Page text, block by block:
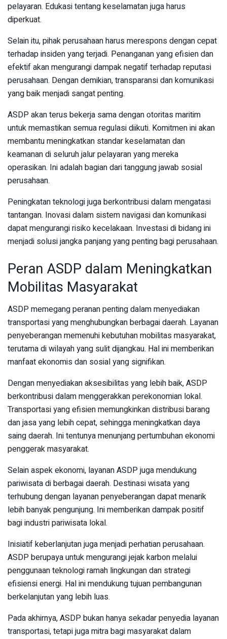
pelayaran. Edukasi tentang keselamatan juga harus
diperkuat.
Selain itu, pihak perusahaan harus merespons dengan cepat
terhadap insiden yang terjadi. Penanganan yang efisien dan
efektif akan mengurangi dampak negatif terhadap reputasi
perusahaan. Dengan demikian, transparansi dan komunikasi
yang baik menjadi sangat penting.
ASDP akan terus bekerja sama dengan otoritas maritim
untuk memastikan semua regulasi diikuti. Komitmen ini akan
membantu meningkatkan standar keselamatan dan
keamanan di seluruh jalur pelayaran yang mereka
operasikan. Ini adalah bagian dari tanggung jawab sosial
perusahaan.
Peningkatan teknologi juga berkontribusi dalam mengatasi
tantangan. Inovasi dalam sistem navigasi dan komunikasi
dapat mengurangi risiko kecelakaan. Investasi di bidang ini
menjadi solusi jangka panjang yang penting bagi perusahaan.
Peran ASDP dalam Meningkatkan
Mobilitas Masyarakat
ASDP memegang peranan penting dalam menyediakan
transportasi yang menghubungkan berbagai daerah. Layanan
penyeberangan memenuhi kebutuhan mobilitas masyarakat,
terutama di wilayah yang sulit dijangkau. Hal ini memberikan
manfaat ekonomis dan sosial yang signifikan.
Dengan menyediakan aksesibilitas yang lebih baik, ASDP
berkontribusi dalam menggerakkan perekonomian lokal.
Transportasi yang efisien memungkinkan distribusi barang
dan jasa yang lebih cepat, sehingga meningkatkan daya
saing daerah. Ini tentunya menunjang pertumbuhan ekonomi
penggerak masyarakat.
Selain aspek ekonomi, layanan ASDP juga mendukung
pariwisata di berbagai daerah. Destinasi wisata yang
terhubung dengan layanan penyeberangan dapat menarik
lebih banyak pengunjung. Ini memberikan dampak positif
bagi industri pariwisata lokal.
Inisiatif keberlanjutan juga menjadi perhatian perusahaan.
ASDP berupaya untuk mengurangi jejak karbon melalui
penggunaan teknologi ramah lingkungan dan strategi
efisiensi energi. Hal ini mendukung tujuan pembangunan
berkelanjutan yang lebih luas.
Pada akhirnya, ASDP bukan hanya sekadar penyedia layanan
transportasi, tetapi juga mitra bagi masyarakat dalam